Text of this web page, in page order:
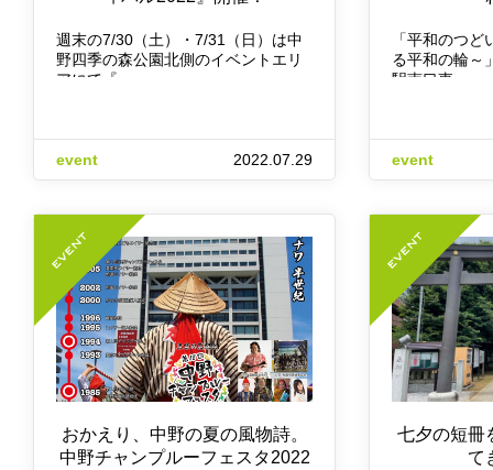
週末の7/30（土）・7/31（日）は中
野四季の森公園北側のイベントエリ
アにて『…
event 2022.07.29
「平和のつ
る平和の輪～
駅南口東…
event
おかえり、中野の夏の風物詩。
中野チャンプルーフェスタ2022
七夕の短冊
て